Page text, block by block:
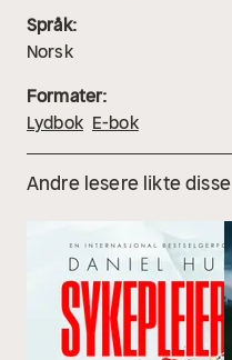
Språk:
Norsk
Formater:
Lydbok E-bok
Andre lesere likte disse